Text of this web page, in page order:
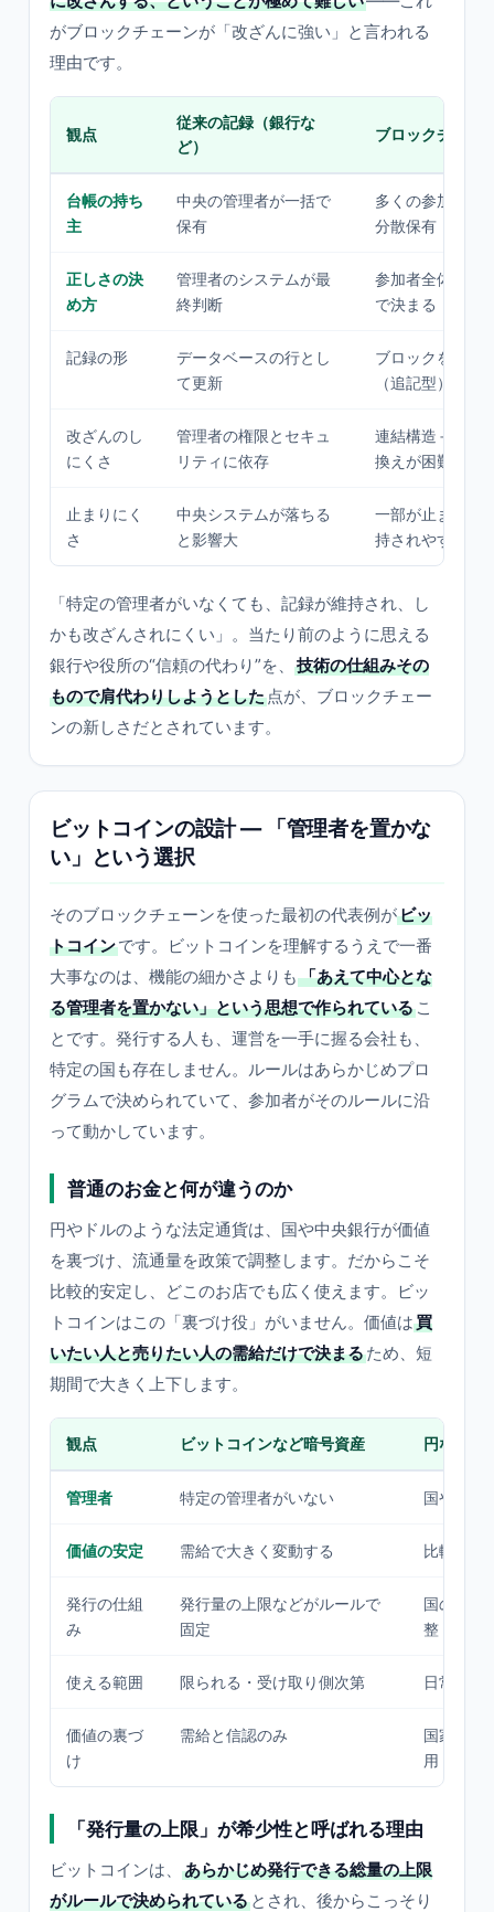
がブロックチェーンが「改ざんに強い」と言われる
理由です。
観点
従来の記録（銀行な
ど）
ブロックチェー
台帳の持ち
主
中央の管理者が一括で
保有
多くの参加者が
分散保有
正しさの決
め方
管理者のシステムが最
終判断
参加者全体での
で決まる
記録の形
データベースの行とし
て更新
ブロックを鎖状
（追記型）
改ざんのし
にくさ
管理者の権限とセキュ
リティに依存
連結構造＋分散
換えが困難
止まりにく
さ
中央システムが落ちる
と影響大
一部が止まって
持されやすい
「特定の管理者がいなくても、記録が維持され、し
かも改ざんされにくい」。当たり前のように思える
銀行や役所の“信頼の代わり”を、
技術の仕組みその
もので肩代わりしようとした 点が、ブロックチェー
ンの新しさだとされています。
ビットコインの設計 — 「管理者を置かな
い」という選択
そのブロックチェーンを使った最初の代表例がビッ
トコインです。ビットコインを理解するうえで一番
大事なのは、機能の細かさよりも 「あえて中心とな
る管理者を置かない」という思想で作られている こ
とです。発行する人も、運営を一手に握る会社も、
特定の国も存在しません。ルールはあらかじめプロ
グラムで決められていて、参加者がそのルールに沿
って動かしています。
普通のお金と何が違うのか
円やドルのような法定通貨は、国や中央銀行が価値
を裏づけ、流通量を政策で調整します。だからこそ
比較的安定し、どこのお店でも広く使えます。ビッ
トコインはこの「裏づけ役」がいません。価値は買
いたい人と売りたい人の需給だけで決まるため、短
期間で大きく上下します。
観点 ビットコインなど暗号資産 円などの
管理者 特定の管理者がいない 国や中央
価値の安定 需給で大きく変動する 比較的安
発行の仕組
み
発行量の上限などがルールで
固定
国の政策
整
使える範囲 限られる・受け取り側次第 日常で広
価値の裏づ
け
需給と信認のみ
国家・中
用
「発行量の上限」が希少性と呼ばれる理由
ビットコインは、
あらかじめ発行できる総量の上限
がルールで決められている とされ、後からこっそり